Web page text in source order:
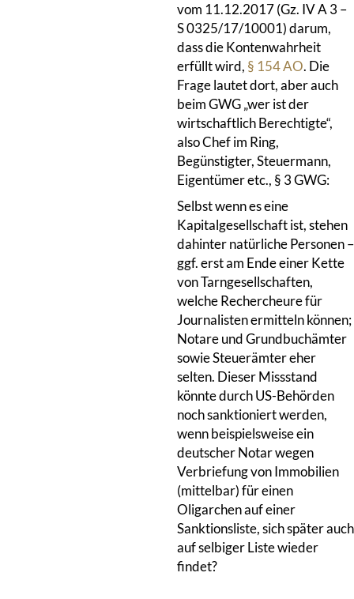
vom 11.12.2017 (Gz. IV A 3 –
S 0325/17/10001) darum,
dass die Kontenwahrheit
erfüllt wird, § 154 AO. Die
Frage lautet dort, aber auch
beim GWG „wer ist der
wirtschaftlich Berechtigte“,
also Chef im Ring,
Begünstigter, Steuermann,
Eigentümer etc., § 3 GWG:
Selbst wenn es eine
Kapitalgesellschaft ist, stehen
dahinter natürliche Personen –
ggf. erst am Ende einer Kette
von Tarngesellschaften,
welche Rechercheure für
Journalisten ermitteln können;
Notare und Grundbuchämter
sowie Steuerämter eher
selten. Dieser Missstand
könnte durch US-Behörden
noch sanktioniert werden,
wenn beispielsweise ein
deutscher Notar wegen
Verbriefung von Immobilien
(mittelbar) für einen
Oligarchen auf einer
Sanktionsliste, sich später auch
auf selbiger Liste wieder
findet?